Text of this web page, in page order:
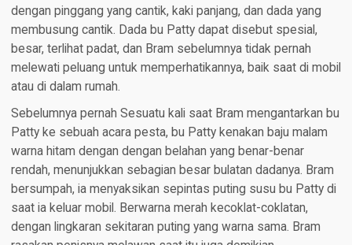
dengan pinggang yang cantik, kaki panjang, dan dada yang
membusung cantik. Dada bu Patty dapat disebut spesial,
besar, terlihat padat, dan Bram sebelumnya tidak pernah
melewati peluang untuk memperhatikannya, baik saat di mobil
atau di dalam rumah.
Sebelumnya pernah Sesuatu kali saat Bram mengantarkan bu
Patty ke sebuah acara pesta, bu Patty kenakan baju malam
warna hitam dengan dengan belahan yang benar-benar
rendah, menunjukkan sebagian besar bulatan dadanya. Bram
bersumpah, ia menyaksikan sepintas puting susu bu Patty di
saat ia keluar mobil. Berwarna merah kecoklat-coklatan,
dengan lingkaran sekitaran puting yang warna sama. Bram